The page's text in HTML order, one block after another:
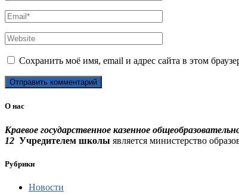
Сохранить моё имя, email и адрес сайта в этом
О нас
Краевое государственное казенное
12 Учредителем школы является министерство
Рубрики
Новости